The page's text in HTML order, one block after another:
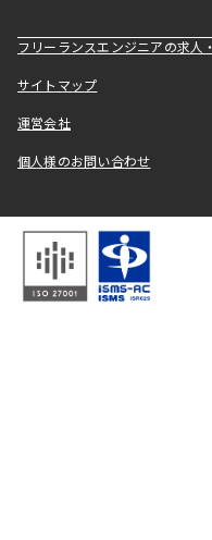
フリーランスエンジニアの求人
サイトマップ
運営会社
個人様のお問い合わせ